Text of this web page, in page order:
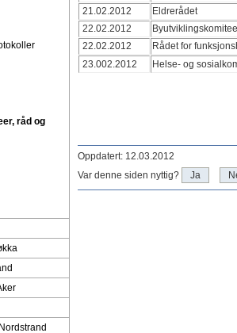
råd og
21.02.2012
Eldrerådet
22.02.2012
22.02.2012
Rådet for
23.002.2012
Helse- og
Oppdatert: 12.03.2012
Var denne siden nyttig?
Ja